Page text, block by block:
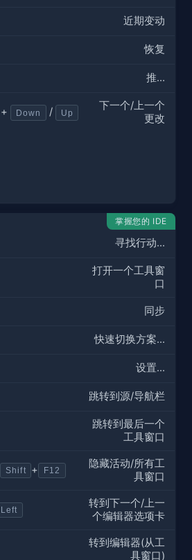
近期变动
恢复
推…
+ Down / Up
下一个/上一个
更改
掌握您的 IDE
寻找行动...
打开一个工具窗
口
同步
快速切换方案...
设置...
跳转到源/导航栏
跳转到最后一个
工具窗口
Shift + F12
隐藏活动/所有工
具窗口
Left
转到下一个/上一
个编辑器选项卡
转到编辑器(从工
具窗口)